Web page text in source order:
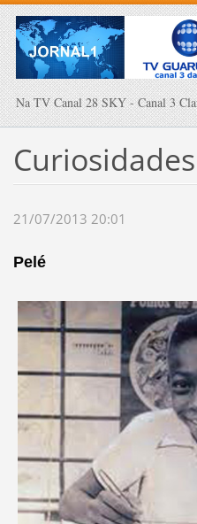
Na TV Canal 28 SKY - Canal 3
21/07/2013 20:01
Pelé